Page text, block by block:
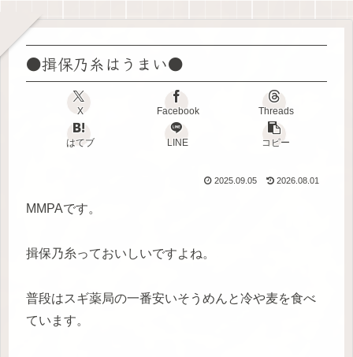
●揖保乃糸はうまい●
X Facebook Threads
はてブ LINE コピー
2025.09.05 2026.08.01
MMPAです。
揖保乃糸っておいしいですよね。
普段はスギ薬局の一番安いそうめんと冷や麦を食べ
ています。